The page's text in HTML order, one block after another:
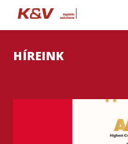
HÍREINK